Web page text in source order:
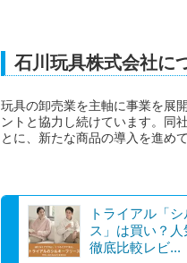
石川玩具株式会社に
玩具の卸売業を主軸に事業を展
ントと協力し続けています。同
とに、新たな商品の導入を進めて
トライアル「
ス」は買い？
徹底比較レビ...